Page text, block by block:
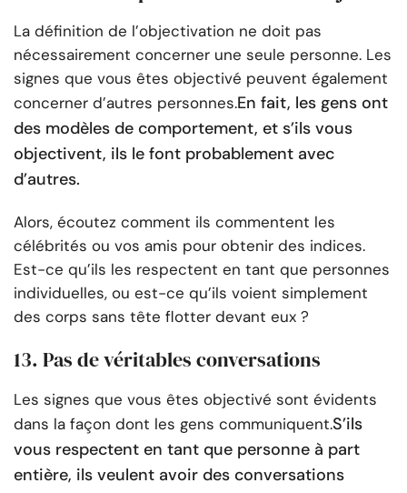
La définition de l’objectivation ne doit pas
nécessairement concerner une seule personne. Les
signes que vous êtes objectivé peuvent également
concerner d’autres personnes.En fait, les gens ont
des modèles de comportement, et s’ils vous
objectivent, ils le font probablement avec
d’autres.
Alors, écoutez comment ils commentent les
célébrités ou vos amis pour obtenir des indices.
Est-ce qu’ils les respectent en tant que personnes
individuelles, ou est-ce qu’ils voient simplement
des corps sans tête flotter devant eux ?
13. Pas de véritables conversations
Les signes que vous êtes objectivé sont évidents
dans la façon dont les gens communiquent.S’ils
vous respectent en tant que personne à part
entière, ils veulent avoir des conversations